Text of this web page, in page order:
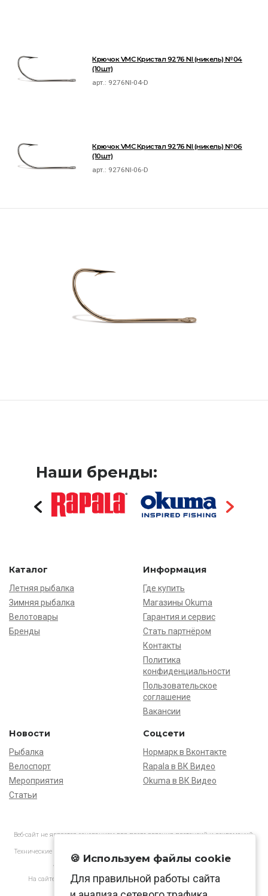
Крючок VMC Кристал 9276 NI (никель) №04
(10шт)
арт.: 9276NI-04-D
Крючок VMC Кристал 9276 NI (никель) №06
(10шт)
арт.: 9276NI-06-D
Наши бренды:
Каталог
Летняя рыбалка
Зимняя рыбалка
Велотовары
Бренды
Информация
Где купить
Магазины Okuma
Гарантия и сервис
Стать партнёром
Контакты
Политика
конфиденциальности
Пользовательское
соглашение
Вакансии
Новости
Рыбалка
Велоспорт
Мероприятия
Статьи
Соцсети
Нормарк в Вконтакте
Rapala в ВК Видео
Okuma в ВК Видео
Веб-сайт не является основанием для предъявления претензий и рекламаций,
Технические характеристики товаров могут отличаться от указанных на сайте.
АО «Нормарк» ИНН 7728172512 ОГРН 1037739603505
На сайте применяютсярекомендательные технологиив соответствии
🍪 Используем файлы cookie
Для правильной работы сайта